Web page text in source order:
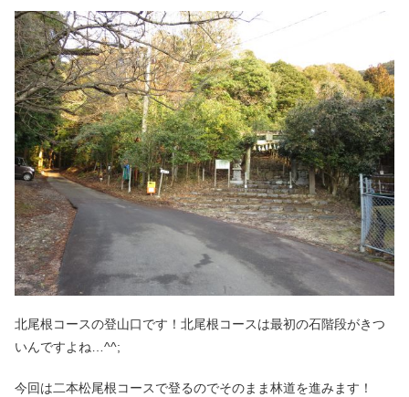
北尾根コースの登山口です！北尾根コースは最初の石階段がきつ
いんですよね…^^;
今回は二本松尾根コースで登るのでそのまま林道を進みます！